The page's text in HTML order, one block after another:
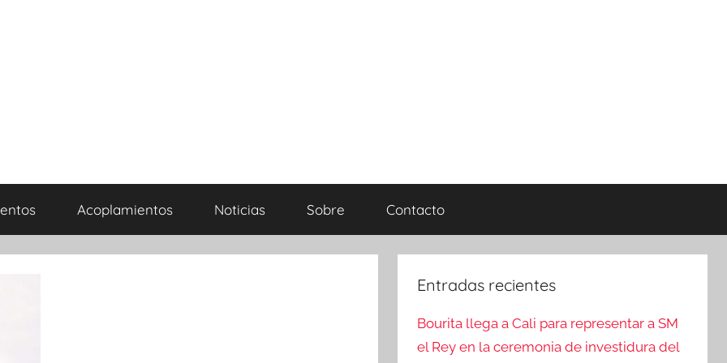
Acoplamientos Noticias Sobre Contacto
Entradas recientes
Bourita llega a Cali para representar a SM
el Rey en la ceremonia de investidura del